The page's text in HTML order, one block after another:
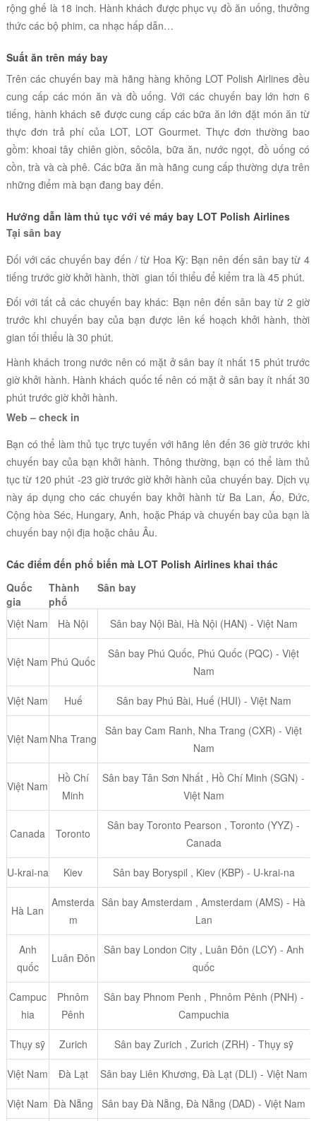
rộng ghế là 18 inch. Hành khách được phục vụ đồ ăn uống, thưởng
thức các bộ phim, ca nhạc hấp dẫn…
Suất ăn trên máy bay
Trên các chuyến bay mà hãng hàng không LOT Polish Airlines đều
cung cấp các món ăn và đồ uống. Với các chuyến bay lớn hơn 6
tiếng, hành khách sẽ được cung cấp các bữa ăn lớn đặt món ăn từ
thực đơn trả phí của LOT, LOT Gourmet. Thực đơn thường bao
gồm: khoai tây chiên giòn, sôcôla, bữa ăn, nước ngọt, đồ uống có
cồn, trà và cà phê. Các bữa ăn mà hãng cung cấp thường dựa trên
những điểm mà bạn đang bay đến.
Hướng dẫn làm thủ tục với vé máy bay LOT Polish Airlines
Tại sân bay
Đối với các chuyến bay đến / từ Hoa Kỳ: Bạn nên đến sân bay từ 4
tiếng trước giờ khởi hành, thời gian tối thiểu để kiểm tra là 45 phút.
Đối với tất cả các chuyến bay khác: Bạn nên đến sân bay từ 2 giờ
trước khi chuyến bay của bạn được lên kế hoạch khởi hành, thời
gian tối thiểu là 30 phút.
Hành khách trong nước nên có mặt ở sân bay ít nhất 15 phút trước
giờ khởi hành. Hành khách quốc tế nên có mặt ở sân bay ít nhất 30
phút trước giờ khởi hành.
Web – check in
Bạn có thể làm thủ tục trực tuyến với hãng lên đến36 giờ trước khi
chuyến bay của bạn khởi hành. Thông thường, bạn có thể làm thủ
tục từ 120 phút -23 giờ trước giờ khởi hành của chuyến bay. Dịch vụ
này áp dụng cho các chuyến bay khởi hành từ Ba Lan, Áo, Đức,
Cộng hòa Séc, Hungary, Anh, hoặc Pháp và chuyến bay của bạn là
chuyến bay nội địa hoặc châu Âu.
Các điểm đến phổ biến mà LOT Polish Airlines khai thác
Quốc
gia
Thành
phố
Sân bay
Việt Nam Hà Nội Sân bay Nội Bài, Hà Nội (HAN) - Việt Nam
Việt Nam Phú Quốc
Sân bay Phú Quốc, Phú Quốc (PQC) - Việt
Nam
Việt Nam Huế Sân bay Phú Bài, Huế (HUI) - Việt Nam
Việt Nam Nha Trang
Sân bay Cam Ranh, Nha Trang (CXR) - Việt
Nam
Việt Nam
Hồ Chí
Minh
Sân bay Tân Sơn Nhất , Hồ Chí Minh (SGN) -
Việt Nam
Canada Toronto
Sân bay Toronto Pearson , Toronto (YYZ) -
Canada
U-krai-na Kiev Sân bay Boryspil , Kiev (KBP) - U-krai-na
Hà Lan
Amsterda
m
Sân bay Amsterdam , Amsterdam (AMS) - Hà
Lan
Anh
quốc
Luân Đôn
Sân bay London City , Luân Đôn (LCY) - Anh
quốc
Campuc
hia
Phnôm
Pênh
Sân bay Phnom Penh , Phnôm Pênh (PNH) -
Campuchia
Thụy sỹ Zurich Sân bay Zurich , Zurich (ZRH) - Thụy sỹ
Việt Nam Đà Lạt Sân bay Liên Khương, Đà Lạt (DLI) - Việt Nam
Việt Nam Đà Nẵng Sân bay Đà Nẵng, Đà Nẵng (DAD) - Việt Nam